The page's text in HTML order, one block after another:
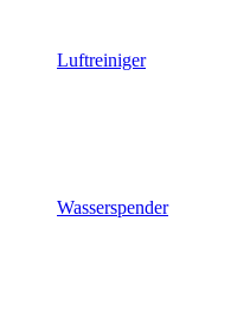
Luftreiniger
Wasserspender